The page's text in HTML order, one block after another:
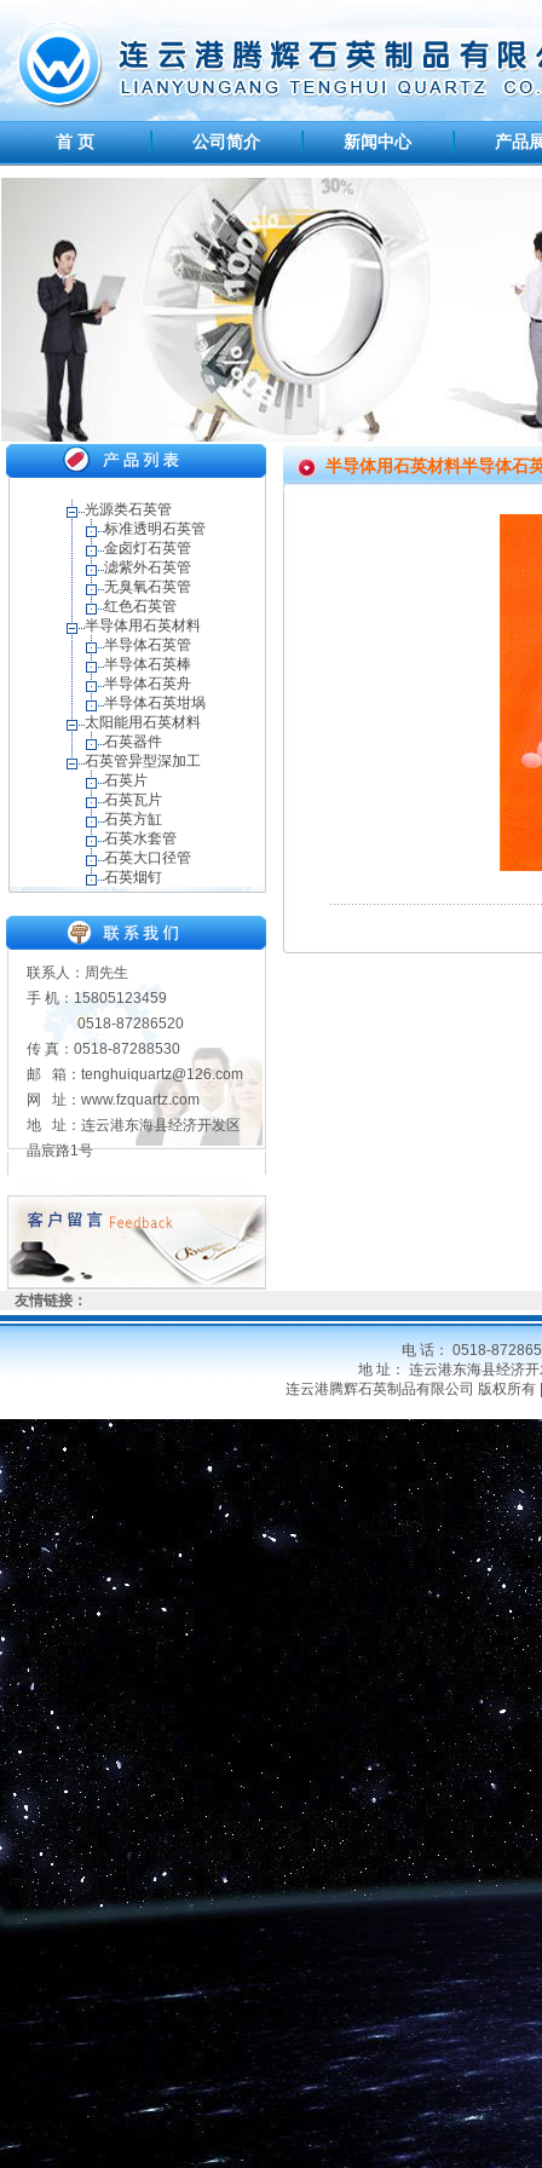
首 页 公司简介 新闻中心 产品
光源类石英管
标准透明石英管
金卤灯石英管
滤紫外石英管
无臭氧石英管
红色石英管
半导体用石英材料
半导体石英管
半导体石英棒
半导体石英舟
半导体石英坩埚
太阳能用石英材料
石英器件
石英管异型深加工
石英片
石英瓦片
石英方缸
石英水套管
石英大口径管
石英烟钉
联系人：周先生
手 机：15805123459
0518-87286520
传 真：0518-87288530
邮 箱：tenghuiquartz@126.com
网 址：www.fzquartz.com
地 址：连云港东海县经济开发区
晶宸路1号
半导体用石英材料半导体石
友情链接：
电 话： 0518-
地 址： 连云港东海县经济
连云港腾辉石英制品有限公司 版权所有